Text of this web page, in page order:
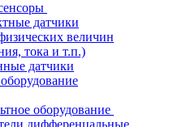
датчики
величин
тока и т.п.)
датчики
оборудование
дифференцальные